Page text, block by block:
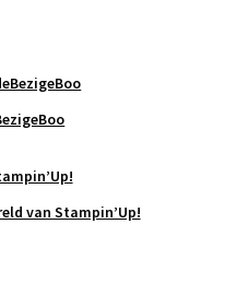
van Stampin’Up!